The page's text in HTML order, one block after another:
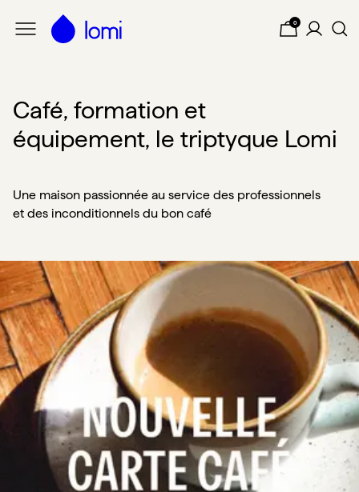
0
Café, formation et
équipement, le triptyque Lomi
Une maison passionnée au service des professionnels
et des inconditionnels du bon café